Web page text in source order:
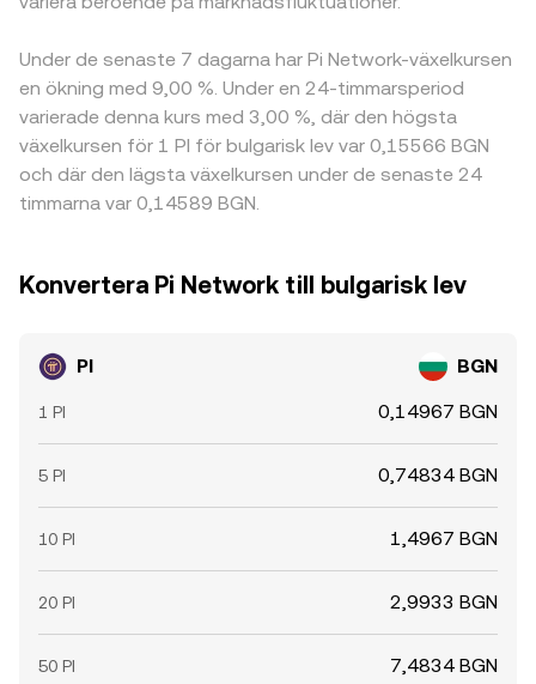
Under de senaste 7 dagarna har Pi Network-växelkursen
en ökning med 9,00 %. Under en 24-timmarsperiod
varierade denna kurs med 3,00 %, där den högsta
växelkursen för 1 PI för bulgarisk lev var 0,15566 BGN
och där den lägsta växelkursen under de senaste 24
timmarna var 0,14589 BGN.
Konvertera Pi Network till bulgarisk lev
PI BGN
1 PI 0,14967 BGN
5 PI 0,74834 BGN
10 PI 1,4967 BGN
20 PI 2,9933 BGN
50 PI 7,4834 BGN